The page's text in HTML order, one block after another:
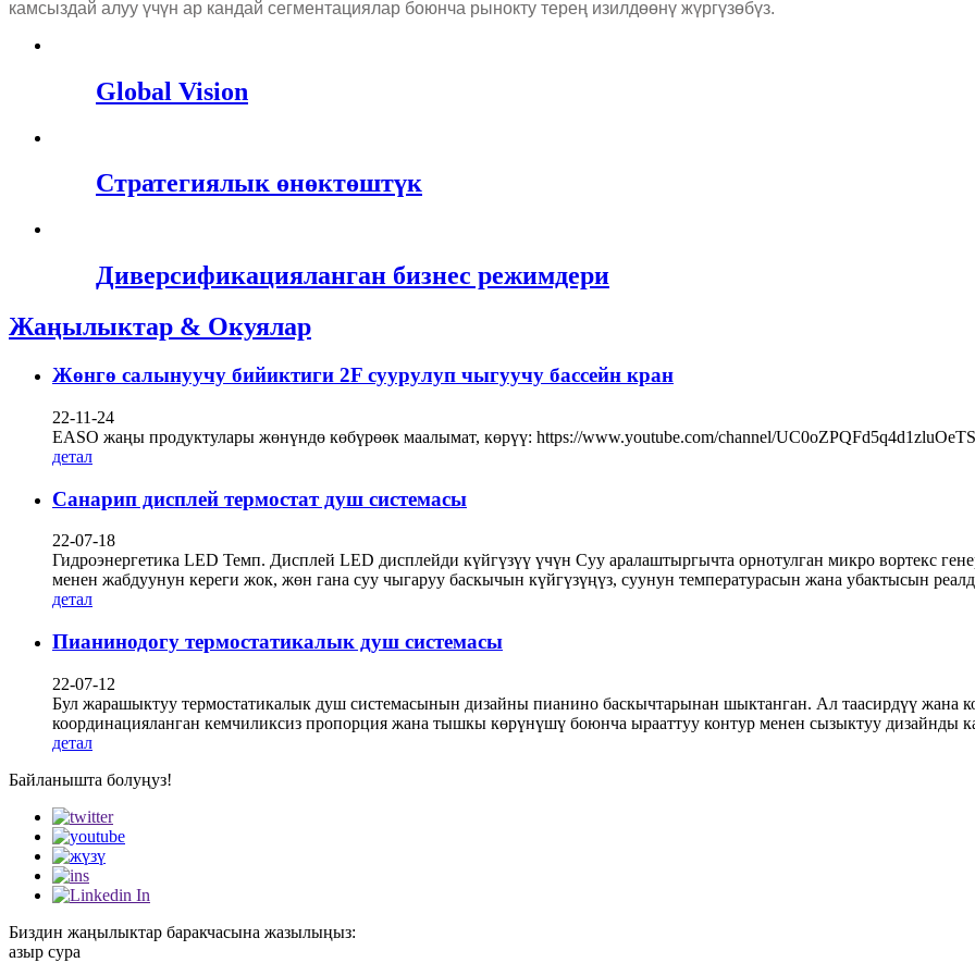
камсыздай алуу үчүн ар кандай сегментациялар боюнча рынокту терең изилдөөнү жүргүзөбүз.
Global Vision
Стратегиялык өнөктөштүк
Диверсификацияланган бизнес режимдери
Жаңылыктар & Окуялар
Жөнгө салынуучу бийиктиги 2F суурулуп чыгуучу бассейн кран
22-11-24
EASO жаңы продуктулары жөнүндө көбүрөөк маалымат, көрүү: https://www.youtube.com/channel/
детал
Санарип дисплей термостат душ системасы
22-07-18
Гидроэнергетика LED Темп. Дисплей LED дисплейди күйгүзүү үчүн Суу аралаштыргычта орнотулган микро вортекс
менен жабдуунун кереги жок, жөн гана суу чыгаруу баскычын күйгүзүңүз, суунун температурасын жана убактысын
детал
Пианинодогу термостатикалык душ системасы
22-07-12
Бул жарашыктуу термостатикалык душ системасынын дизайны пианино баскычтарынан шыктанган. Ал таасирдүү жана
координацияланган кемчиликсиз пропорция жана тышкы көрүнүшү боюнча ырааттуу контур менен сызыктуу
детал
Байланышта болуңуз!
Биздин жаңылыктар баракчасына жазылыңыз:
азыр сура